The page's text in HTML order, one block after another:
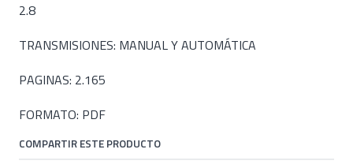
2.8
TRANSMISIONES: MANUAL Y AUTOMÁTICA
PAGINAS: 2.165
FORMATO: PDF
COMPARTIR ESTE PRODUCTO